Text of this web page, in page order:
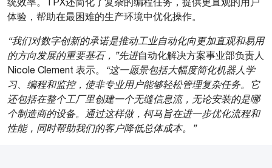
体验，帮助在最困难的生产环境中优化操作。
“我们对数字创新的承诺是推动工业自动化向更加直观和易用
的方向发展的重要基石，”先进自动化解决方案事业部负责人
Nicole Clement 表示。
“这一愿景包括大幅度简化机器人学
习、编程和监控，使非专业用户能够轻松管理复杂任务。它
还包括在整个工厂里创建一个无缝信息流，无论安装的是哪
个制造商的设备。通过这样做，柯马旨在进一步优化流程和
性能，同时帮助我们的客户降低总体成本。”